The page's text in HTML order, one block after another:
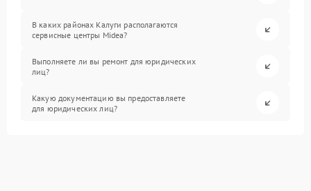
В каких районах Калуги располагаются
сервисные центры Midea?
Выполняете ли вы ремонт для юридических
лиц?
Какую документацию вы предоставляете
для юридических лиц?